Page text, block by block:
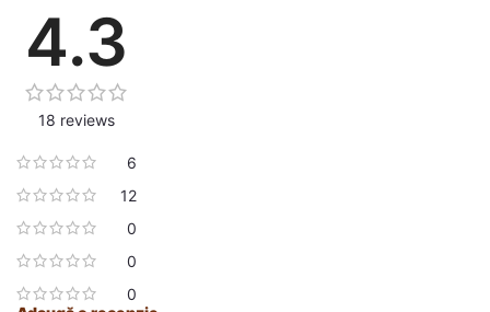
4.3
18 reviews
6
12
0
0
0